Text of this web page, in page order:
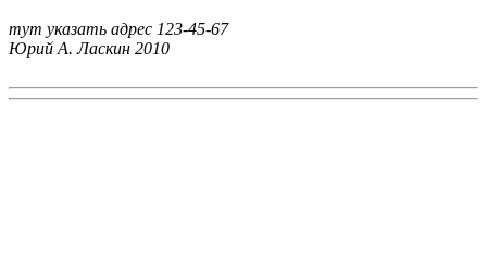
тут указать адрес 123-45-67
Юрий А. Ласкин 2010